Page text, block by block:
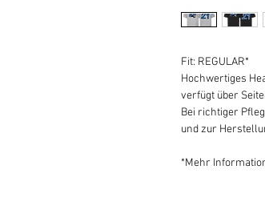
Fit: REGULAR*
Hochwertiges
verfügt über
Bei richtiger
und zur
*Mehr